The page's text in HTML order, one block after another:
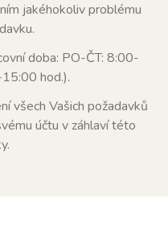
jakéhokoliv problému
doba: PO-ČT: 8:00-
hod.).
všech Vašich požadavků
účtu v záhlaví této